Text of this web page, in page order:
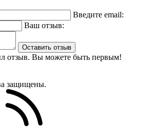
Введите email:
Ваш отзыв:
Оставить отзыв
отзыв. Вы можете быть первым!
защищены.